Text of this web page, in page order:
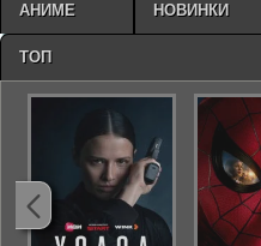
АНИМЕ НОВИНКИ
ТОП